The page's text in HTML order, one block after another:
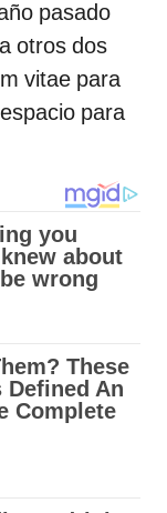
pasado
otros dos
vitae para
para